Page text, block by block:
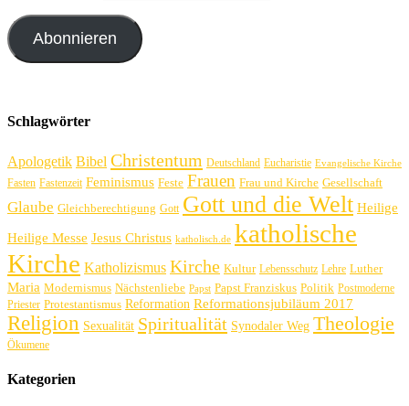
Abonnieren
Schlagwörter
Apologetik Bibel Christentum Deutschland Eucharistie Evangelische Kirche
Fasten Fastenzeit Feminismus Feste Frauen Frau und Kirche Gesellschaft
Glaube Gleichberechtigung Gott Gott und die Welt Heilige
Heilige Messe Jesus Christus katholisch.de katholische
Kirche Katholizismus Kirche Kultur Lebensschutz Lehre Luther
Maria Modernismus Nächstenliebe Papst Papst Franziskus Politik Postmoderne
Priester Protestantismus Reformation Reformationsjubiläum 2017
Religion Sexualität Spiritualität Synodaler Weg Theologie
Ökumene
Kategorien